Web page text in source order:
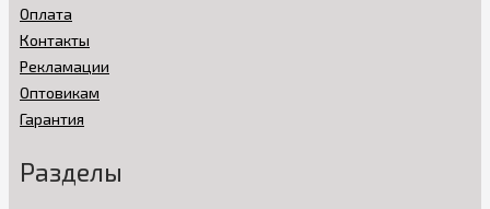
Оплата
Контакты
Рекламации
Оптовикам
Гарантия
Разделы